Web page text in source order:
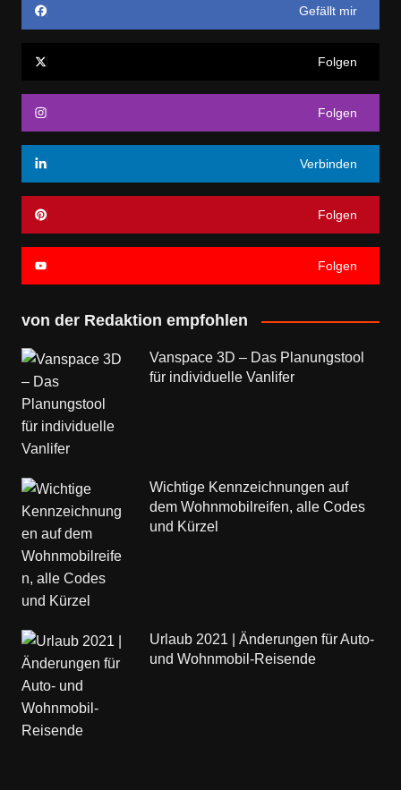
Gefällt mir
Folgen
Folgen
Verbinden
Folgen
Folgen
von der Redaktion empfohlen
Vanspace 3D – Das Planungstool
für individuelle Vanlifer
Wichtige Kennzeichnungen auf
dem Wohnmobilreifen, alle Codes
und Kürzel
Urlaub 2021 | Änderungen für Auto-
und Wohnmobil-Reisende